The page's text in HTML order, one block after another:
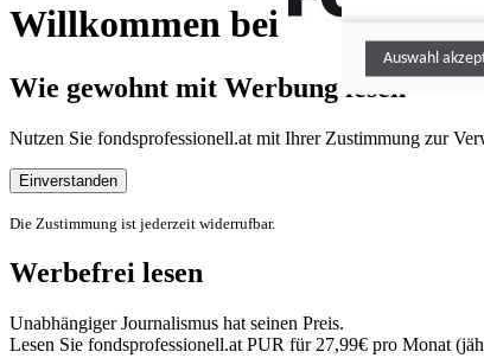
Willkommen bei
Wie gewohnt mit Werbung lesen
Nutzen Sie fondsprofessionell.at mit Ihrer Zustimmung zur
Einverstanden
Die Zustimmung ist jederzeit widerrufbar.
Werbefrei lesen
Unabhängiger Journalismus hat seinen Preis.
Lesen Sie fondsprofessionell.at PUR für 27,99€ pro Monat
Auswahl